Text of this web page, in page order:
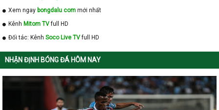
Xem ngay bongdalu com mới nhất
Kênh Mitom TVfull HD
Đối tác: Kênh Soco Live TVfull HD
NHẬN ĐỊNH BÓNG ĐÁ HÔM NAY